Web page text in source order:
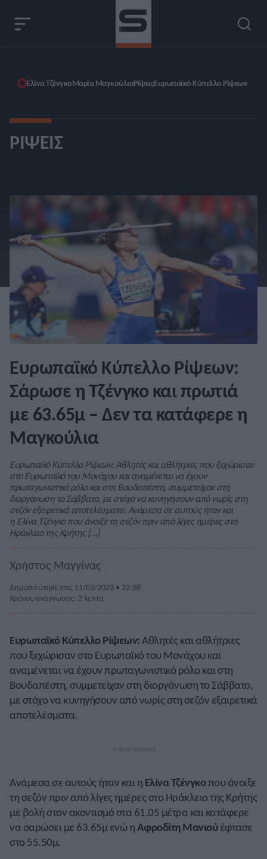
Ελίνα ΤζένγκοΜαρία ΜαγκούλιαΡίψειςΕυρωπαϊκό Κύπελλο Ρίψεων
ΡΊΨΕΙΣ
Ευρωπαϊκό Κύπελλο Ρίψεων:
Σάρωσε η Τζένγκο και πρωτιά
με 63.65μ – Δεν τα κατάφερε η
Μαγκούλια
Ευρωπαϊκό Κύπελλο Ρίψεων: Αθλητές και αθλήτριες που ξεχώρισαν
στο Ευρωπαϊκό του Μονάχου και αναμένεται να έχουν
πρωταγωνιστικό ρόλο και στη Βουδαπέστη, συμμετείχαν στη
διοργάνωση το Σάββατο, με στόχο να κυνηγήσουν από νωρίς στη
σεζόν εξαιρετικά αποτελέσματα. Ανάμεσα σε αυτούς ήταν και
η Ελίνα Τζένγκο που άνοιξε τη σεζόν πριν από λίγες ημέρες στο
Ηράκλειο της Κρήτης […]
Χρήστος Μαγγίνας
Δημοσιεύτηκε στις 11/03/2023 • 22:08
Χρόνος ανάγνωσης: 2 λεπτά
Ευρωπαϊκό Κύπελλο Ρίψεων:Αθλητές και αθλήτριες
που ξεχώρισαν στο Ευρωπαϊκό του Μονάχου και
αναμένεται να έχουν πρωταγωνιστικό ρόλο και στη
Βουδαπέστη, συμμετείχαν στη διοργάνωση το Σάββατο,
με στόχο να κυνηγήσουν από νωρίς στη σεζόν εξαιρετικά
αποτελέσματα.
Ανάμεσα σε αυτούς ήταν και η Ελίνα Τζένγκοπου άνοιξε
τη σεζόν πριν από λίγες ημέρες στο Ηράκλειο της Κρήτης
με βολή στον ακοντισμό στα 61,05 μέτρα και κατάφερε
να σαρώσει με 63.65μ ενώ ηΑφροδίτη Μανιούέφτασε
στο 55.50μ.